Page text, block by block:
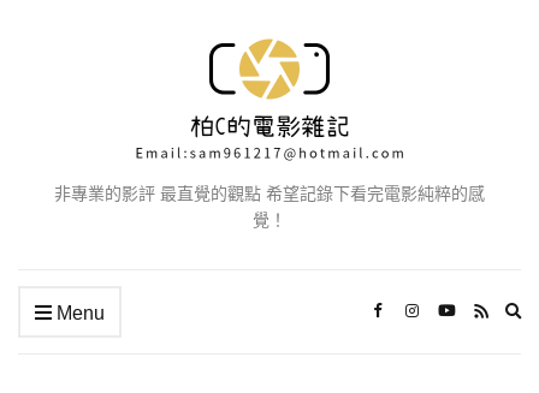
非專業的影評 最直覺的觀點 希望記錄下看完電影純粹的感
覺！
Menu